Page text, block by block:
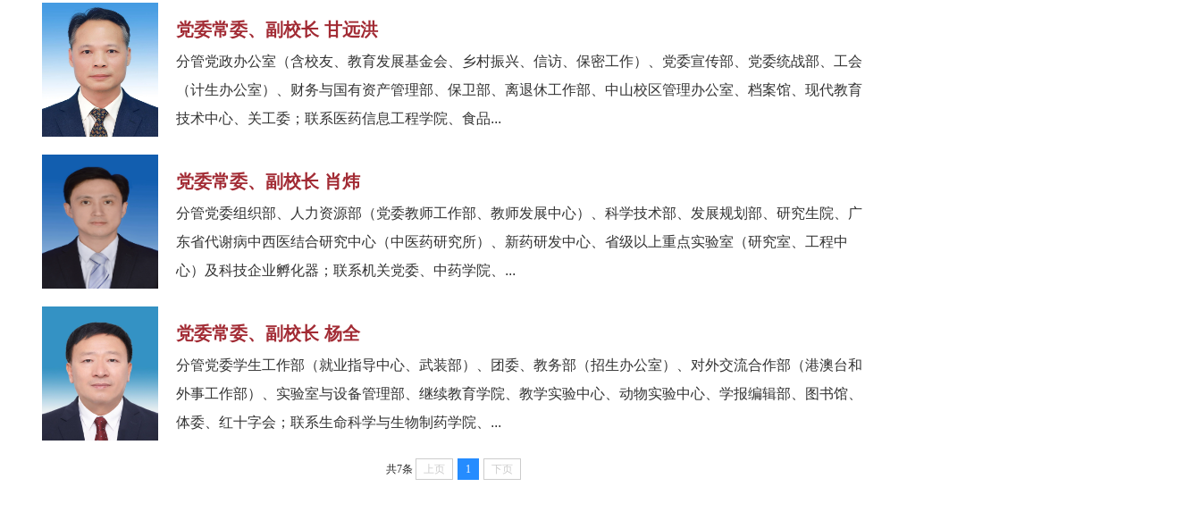
党委常委、副校长 甘远洪
分管党政办公室（含校友、教育发展基金会、乡村振兴、信访、保密工作）、党委宣传部、党委统战部、工会
（计生办公室）、财务与国有资产管理部、保卫部、离退休工作部、中山校区管理办公室、档案馆、现代教育
技术中心、关工委；联系医药信息工程学院、食品...
党委常委、副校长 肖炜
分管党委组织部、人力资源部（党委教师工作部、教师发展中心）、科学技术部、发展规划部、研究生院、广
东省代谢病中西医结合研究中心（中医药研究所）、新药研发中心、省级以上重点实验室（研究室、工程中
心）及科技企业孵化器；联系机关党委、中药学院、...
党委常委、副校长 杨全
分管党委学生工作部（就业指导中心、武装部）、团委、教务部（招生办公室）、对外交流合作部（港澳台和
外事工作部）、实验室与设备管理部、继续教育学院、教学实验中心、动物实验中心、学报编辑部、图书馆、
体委、红十字会；联系生命科学与生物制药学院、...
共7条 上页 1 下页